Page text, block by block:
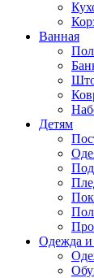
Ванная
Детям
Одежда и